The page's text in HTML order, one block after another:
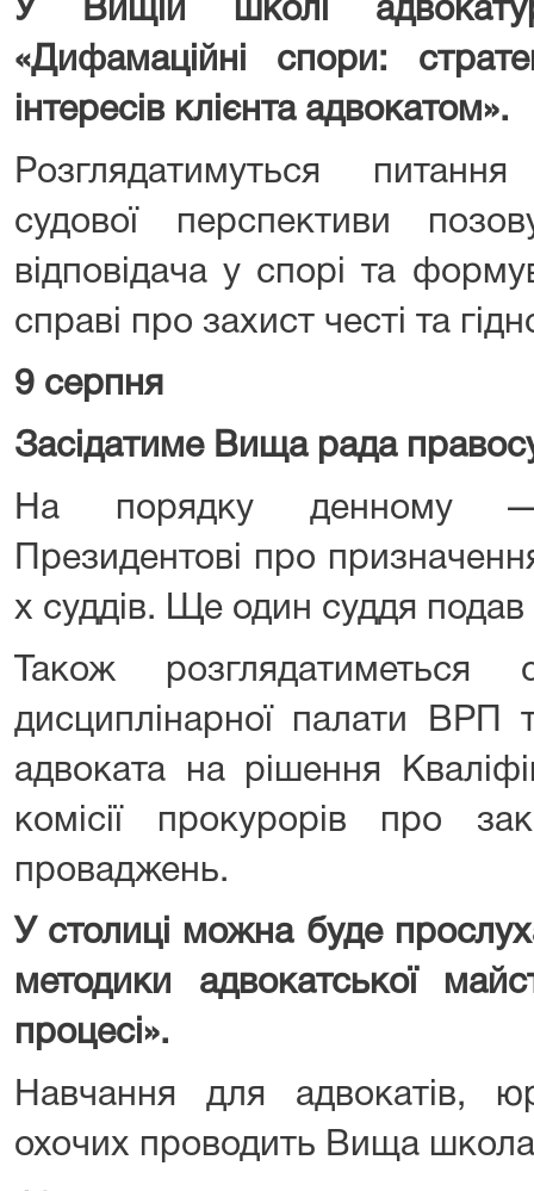
У Вищій школі
«Дифамаційні спори:
інтересів клієнта адвокатом».
Розглядатимуться
судової перспективи
відповідача у спорі та
справі про захист честі та
9 серпня
Засідатиме Вища рада
На порядку денному
Президентові про
х суддів. Ще один суддя подав
Також
дисциплінарної палати ВРП
адвоката на рішення
комісії прокурорів про
проваджень.
У столиці можна буде
методики адвокатської
процесі».
Навчання для адвокатів,
охочих проводить Вища